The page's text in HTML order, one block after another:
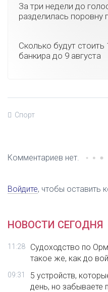
За три недели до
разделилась поровну
Сколько будут
банкира до 9 августа
Спорт
Комментариев нет.
Войдите, чтобы оставить
НОВОСТИ СЕГОДНЯ
11:28
Судоходство по
такое же, как до
09:31
5 устройств,
день, но забываете